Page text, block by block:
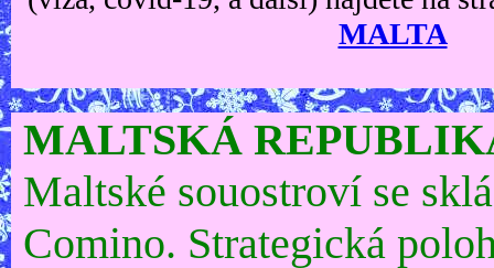
MALTA
MALTSKÁ
Maltské souostroví se
Comino. Strategická